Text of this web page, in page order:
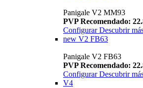
Panigale V2 MM93
PVP Recomendado:
Configurar Descubrir
new V2 FB63
Panigale V2 FB63
PVP Recomendado:
Configurar Descubrir
V4